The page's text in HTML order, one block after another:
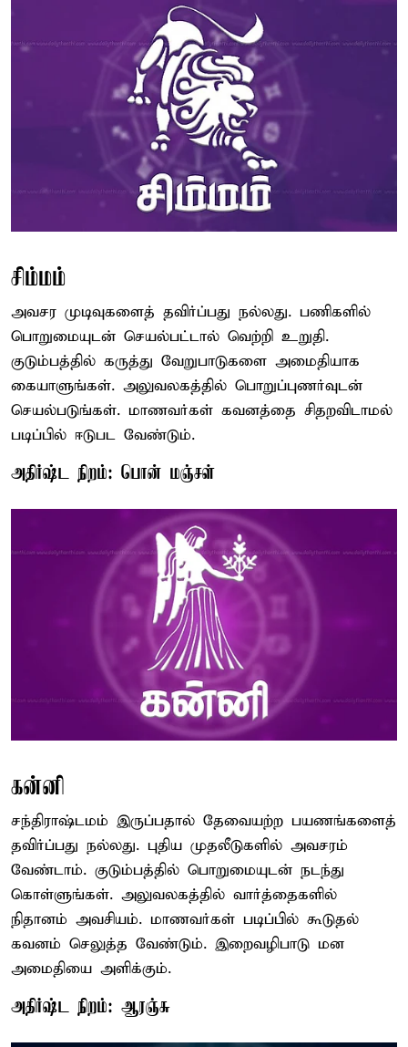
சிம்மம்
அவசர முடிவுகளைத் தவிர்ப்பது நல்லது. பணிகளில்
பொறுமையுடன் செயல்பட்டால் வெற்றி உறுதி.
குடும்பத்தில் கருத்து வேறுபாடுகளை அமைதியாக
கையாளுங்கள். அலுவலகத்தில் பொறுப்புணர்வுடன்
செயல்படுங்கள். மாணவர்கள் கவனத்தை சிதறவிடாமல்
படிப்பில் ஈடுபட வேண்டும்.
அதிர்ஷ்ட நிறம்: பொன் மஞ்சள்
கன்னி
சந்திராஷ்டமம் இருப்பதால் தேவையற்ற பயணங்களைத்
தவிர்ப்பது நல்லது. புதிய முதலீடுகளில் அவசரம்
வேண்டாம். குடும்பத்தில் பொறுமையுடன் நடந்து
கொள்ளுங்கள். அலுவலகத்தில் வார்த்தைகளில்
நிதானம் அவசியம். மாணவர்கள் படிப்பில் கூடுதல்
கவனம் செலுத்த வேண்டும். இறைவழிபாடு மன
அமைதியை அளிக்கும்.
அதிர்ஷ்ட நிறம்: ஆரஞ்சு